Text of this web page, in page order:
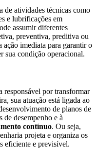
de atividades técnicas como
e lubrificações em
assumir diferentes
preventiva, preditiva ou
ação imediata para garantir o
sua condição operacional.
responsável por transformar
sua atuação está ligada ao
de planos de
de desempenho e à
contínuo. Ou seja,
projeta e organiza os
eficiente e previsível.